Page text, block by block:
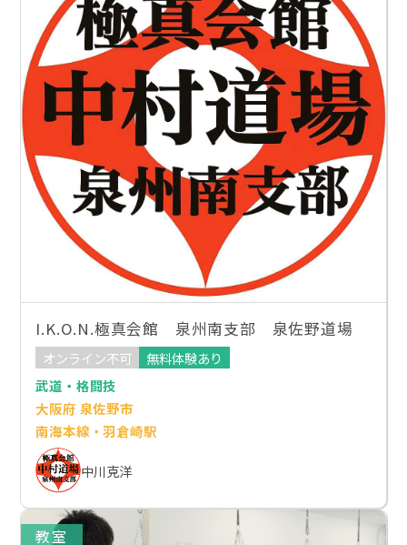
I.K.O.N.極真会館 泉州南支部 泉佐野道場
オンライン不可
無料体験あり
武道・格闘技
大阪府 泉佐野市
南海本線・羽倉崎駅
中川克洋
教室